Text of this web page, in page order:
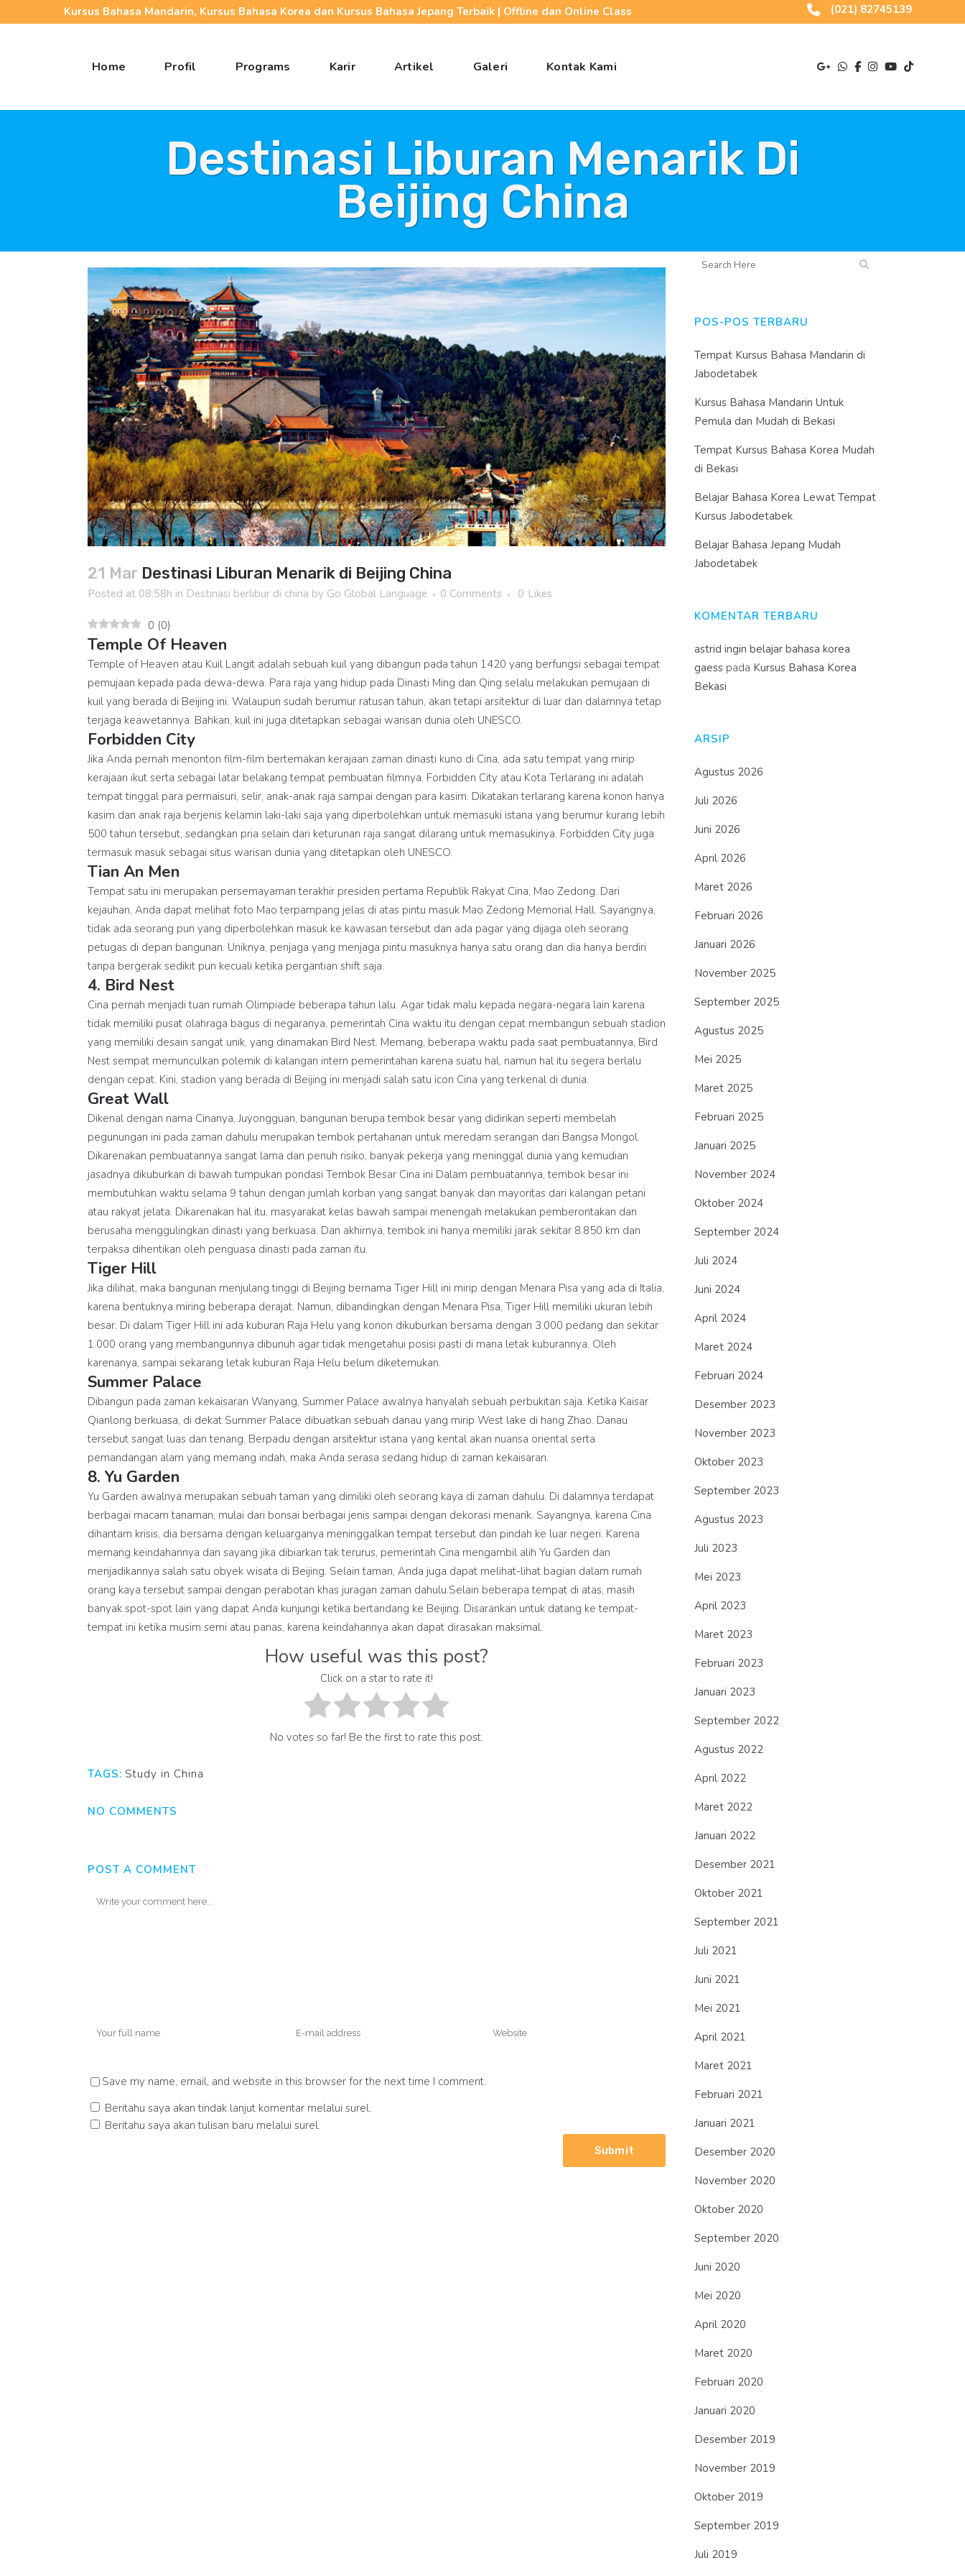
Kursus Bahasa Mandarin, Kursus Bahasa Korea dan Kursus Bahasa Jepang Terbaik | Offline dan Online Class (021) 82745139
Home Profil Programs Karir Artikel Galeri Kontak Kami
Destinasi Liburan Menarik Di
Beijing China
21 Mar Destinasi Liburan Menarik di Beijing China
Posted at 08:58h in Destinasi berlibur di china by Go Global Language 0 Comments 0 Likes
0 (0)
Temple Of Heaven
Temple of Heaven atau Kuil Langit adalah sebuah kuil yang dibangun pada tahun 1420 yang berfungsi sebagai tempat
pemujaan kepada pada dewa-dewa. Para raja yang hidup pada Dinasti Ming dan Qing selalu melakukan pemujaan di
kuil yang berada di Beijing ini. Walaupun sudah berumur ratusan tahun, akan tetapi arsitektur di luar dan dalamnya tetap
terjaga keawetannya. Bahkan, kuil ini juga ditetapkan sebagai warisan dunia oleh UNESCO.
Forbidden City
Jika Anda pernah menonton film-film bertemakan kerajaan zaman dinasti kuno di Cina, ada satu tempat yang mirip
kerajaan ikut serta sebagai latar belakang tempat pembuatan filmnya. Forbidden City atau Kota Terlarang ini adalah
tempat tinggal para permaisuri, selir, anak-anak raja sampai dengan para kasim. Dikatakan terlarang karena konon hanya
kasim dan anak raja berjenis kelamin laki-laki saja yang diperbolehkan untuk memasuki istana yang berumur kurang lebih
500 tahun tersebut, sedangkan pria selain dari keturunan raja sangat dilarang untuk memasukinya. Forbidden City juga
termasuk masuk sebagai situs warisan dunia yang ditetapkan oleh UNESCO.
Tian An Men
Tempat satu ini merupakan persemayaman terakhir presiden pertama Republik Rakyat Cina, Mao Zedong. Dari
kejauhan, Anda dapat melihat foto Mao terpampang jelas di atas pintu masuk Mao Zedong Memorial Hall. Sayangnya,
tidak ada seorang pun yang diperbolehkan masuk ke kawasan tersebut dan ada pagar yang dijaga oleh seorang
petugas di depan bangunan. Uniknya, penjaga yang menjaga pintu masuknya hanya satu orang dan dia hanya berdiri
tanpa bergerak sedikit pun kecuali ketika pergantian shift saja.
4. Bird Nest
Cina pernah menjadi tuan rumah Olimpiade beberapa tahun lalu. Agar tidak malu kepada negara-negara lain karena
tidak memiliki pusat olahraga bagus di negaranya, pemerintah Cina waktu itu dengan cepat membangun sebuah stadion
yang memiliki desain sangat unik, yang dinamakan Bird Nest. Memang, beberapa waktu pada saat pembuatannya, Bird
Nest sempat memunculkan polemik di kalangan intern pemerintahan karena suatu hal, namun hal itu segera berlalu
dengan cepat. Kini, stadion yang berada di Beijing ini menjadi salah satu icon Cina yang terkenal di dunia.
Great Wall
Dikenal dengan nama Cinanya, Juyongguan, bangunan berupa tembok besar yang didirikan seperti membelah
pegunungan ini pada zaman dahulu merupakan tembok pertahanan untuk meredam serangan dari Bangsa Mongol.
Dikarenakan pembuatannya sangat lama dan penuh risiko, banyak pekerja yang meninggal dunia yang kemudian
jasadnya dikuburkan di bawah tumpukan pondasi Tembok Besar Cina ini Dalam pembuatannya, tembok besar ini
membutuhkan waktu selama 9 tahun dengan jumlah korban yang sangat banyak dan mayoritas dari kalangan petani
atau rakyat jelata. Dikarenakan hal itu, masyarakat kelas bawah sampai menengah melakukan pemberontakan dan
berusaha menggulingkan dinasti yang berkuasa. Dan akhirnya, tembok ini hanya memiliki jarak sekitar 8.850 km dan
terpaksa dihentikan oleh penguasa dinasti pada zaman itu.
Tiger Hill
Jika dilihat, maka bangunan menjulang tinggi di Beijing bernama Tiger Hill ini mirip dengan Menara Pisa yang ada di Italia,
karena bentuknya miring beberapa derajat. Namun, dibandingkan dengan Menara Pisa, Tiger Hill memiliki ukuran lebih
besar. Di dalam Tiger Hill ini ada kuburan Raja Helu yang konon dikuburkan bersama dengan 3.000 pedang dan sekitar
1.000 orang yang membangunnya dibunuh agar tidak mengetahui posisi pasti di mana letak kuburannya. Oleh
karenanya, sampai sekarang letak kuburan Raja Helu belum diketemukan.
Summer Palace
Dibangun pada zaman kekaisaran Wanyang, Summer Palace awalnya hanyalah sebuah perbukitan saja. Ketika Kaisar
Qianlong berkuasa, di dekat Summer Palace dibuatkan sebuah danau yang mirip West lake di hang Zhao. Danau
tersebut sangat luas dan tenang. Berpadu dengan arsitektur istana yang kental akan nuansa oriental serta
pemandangan alam yang memang indah, maka Anda serasa sedang hidup di zaman kekaisaran.
8. Yu Garden
Yu Garden awalnya merupakan sebuah taman yang dimiliki oleh seorang kaya di zaman dahulu. Di dalamnya terdapat
berbagai macam tanaman, mulai dari bonsai berbagai jenis sampai dengan dekorasi menarik. Sayangnya, karena Cina
dihantam krisis, dia bersama dengan keluarganya meninggalkan tempat tersebut dan pindah ke luar negeri. Karena
memang keindahannya dan sayang jika dibiarkan tak terurus, pemerintah Cina mengambil alih Yu Garden dan
menjadikannya salah satu obyek wisata di Beijing. Selain taman, Anda juga dapat melihat-lihat bagian dalam rumah
orang kaya tersebut sampai dengan perabotan khas juragan zaman dahulu.Selain beberapa tempat di atas, masih
banyak spot-spot lain yang dapat Anda kunjungi ketika bertandang ke Beijing. Disarankan untuk datang ke tempat-
tempat ini ketika musim semi atau panas, karena keindahannya akan dapat dirasakan maksimal.
How useful was this post?
Click on a star to rate it!
No votes so far! Be the first to rate this post.
TAGS: Study in China
NO COMMENTS
POST A COMMENT
Save my name, email, and website in this browser for the next time I comment.
Beritahu saya akan tindak lanjut komentar melalui surel.
Beritahu saya akan tulisan baru melalui surel.
POS-POS TERBARU
Tempat Kursus Bahasa Mandarin di
Jabodetabek
Kursus Bahasa Mandarin Untuk
Pemula dan Mudah di Bekasi
Tempat Kursus Bahasa Korea Mudah
di Bekasi
Belajar Bahasa Korea Lewat Tempat
Kursus Jabodetabek
Belajar Bahasa Jepang Mudah
Jabodetabek
KOMENTAR TERBARU
astrid ingin belajar bahasa korea
gaess pada Kursus Bahasa Korea
Bekasi
ARSIP
Agustus 2026
Juli 2026
Juni 2026
April 2026
Maret 2026
Februari 2026
Januari 2026
November 2025
September 2025
Agustus 2025
Mei 2025
Maret 2025
Februari 2025
Januari 2025
November 2024
Oktober 2024
September 2024
Juli 2024
Juni 2024
April 2024
Maret 2024
Februari 2024
Desember 2023
November 2023
Oktober 2023
September 2023
Agustus 2023
Juli 2023
Mei 2023
April 2023
Maret 2023
Februari 2023
Januari 2023
September 2022
Agustus 2022
April 2022
Maret 2022
Januari 2022
Desember 2021
Oktober 2021
September 2021
Juli 2021
Juni 2021
Mei 2021
April 2021
Maret 2021
Februari 2021
Januari 2021
Desember 2020
November 2020
Oktober 2020
September 2020
Juni 2020
Mei 2020
April 2020
Maret 2020
Februari 2020
Januari 2020
Desember 2019
November 2019
Oktober 2019
September 2019
Juli 2019